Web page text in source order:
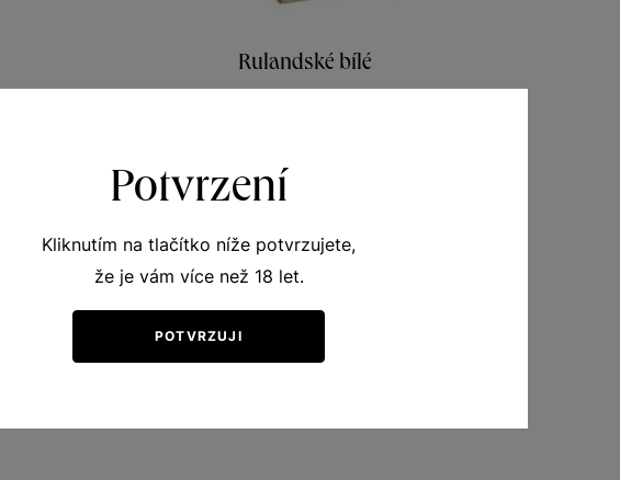
Rulandské bílé
700
Potvrzení
Kliknutím na tlačítko níže potvrzujete,
že je vám více než 18 let.
POTVRZUJI